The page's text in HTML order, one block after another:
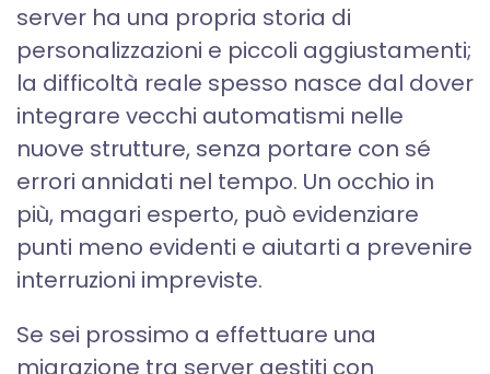
server ha una propria storia di
personalizzazioni e piccoli aggiustamenti;
la difficoltà reale spesso nasce dal dover
integrare vecchi automatismi nelle
nuove strutture, senza portare con sé
errori annidati nel tempo. Un occhio in
più, magari esperto, può evidenziare
punti meno evidenti e aiutarti a prevenire
interruzioni impreviste.
Se sei prossimo a effettuare una
migrazione tra server gestiti con